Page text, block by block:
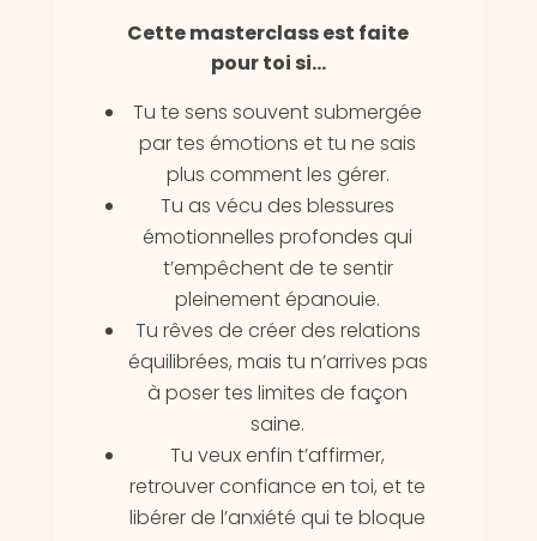
Cette masterclass est faite
pour toi si…
Tu te sens souvent submergée
par tes émotions et tu ne sais
plus comment les gérer.
Tu as vécu des blessures
émotionnelles profondes qui
t’empêchent de te sentir
pleinement épanouie.
Tu rêves de créer des relations
équilibrées, mais tu n’arrives pas
à poser tes limites de façon
saine.
Tu veux enfin t’affirmer,
retrouver confiance en toi, et te
libérer de l’anxiété qui te bloque